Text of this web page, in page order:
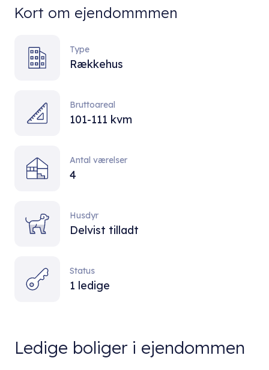
Kort om ejendommmen
Type
Rækkehus
Bruttoareal
101-111 kvm
Antal værelser
4
Husdyr
Delvist tilladt
Status
1 ledige
Ledige boliger i ejendommen